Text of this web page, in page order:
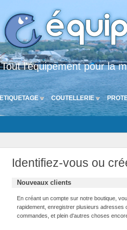
Tout l'équipement pour la
ETIQUETAGE COUTELLERIE
Identifiez-vous ou
Nouveaux clients
En créant un compte sur notre boutique,
rapidement, enregistrer plusieurs adresses
commandes, et plein d'autres choses